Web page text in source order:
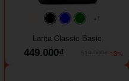
#faf0e6
#000000#0000FF#008000
+1
Larita Classic Basic
449.000₫
-13%